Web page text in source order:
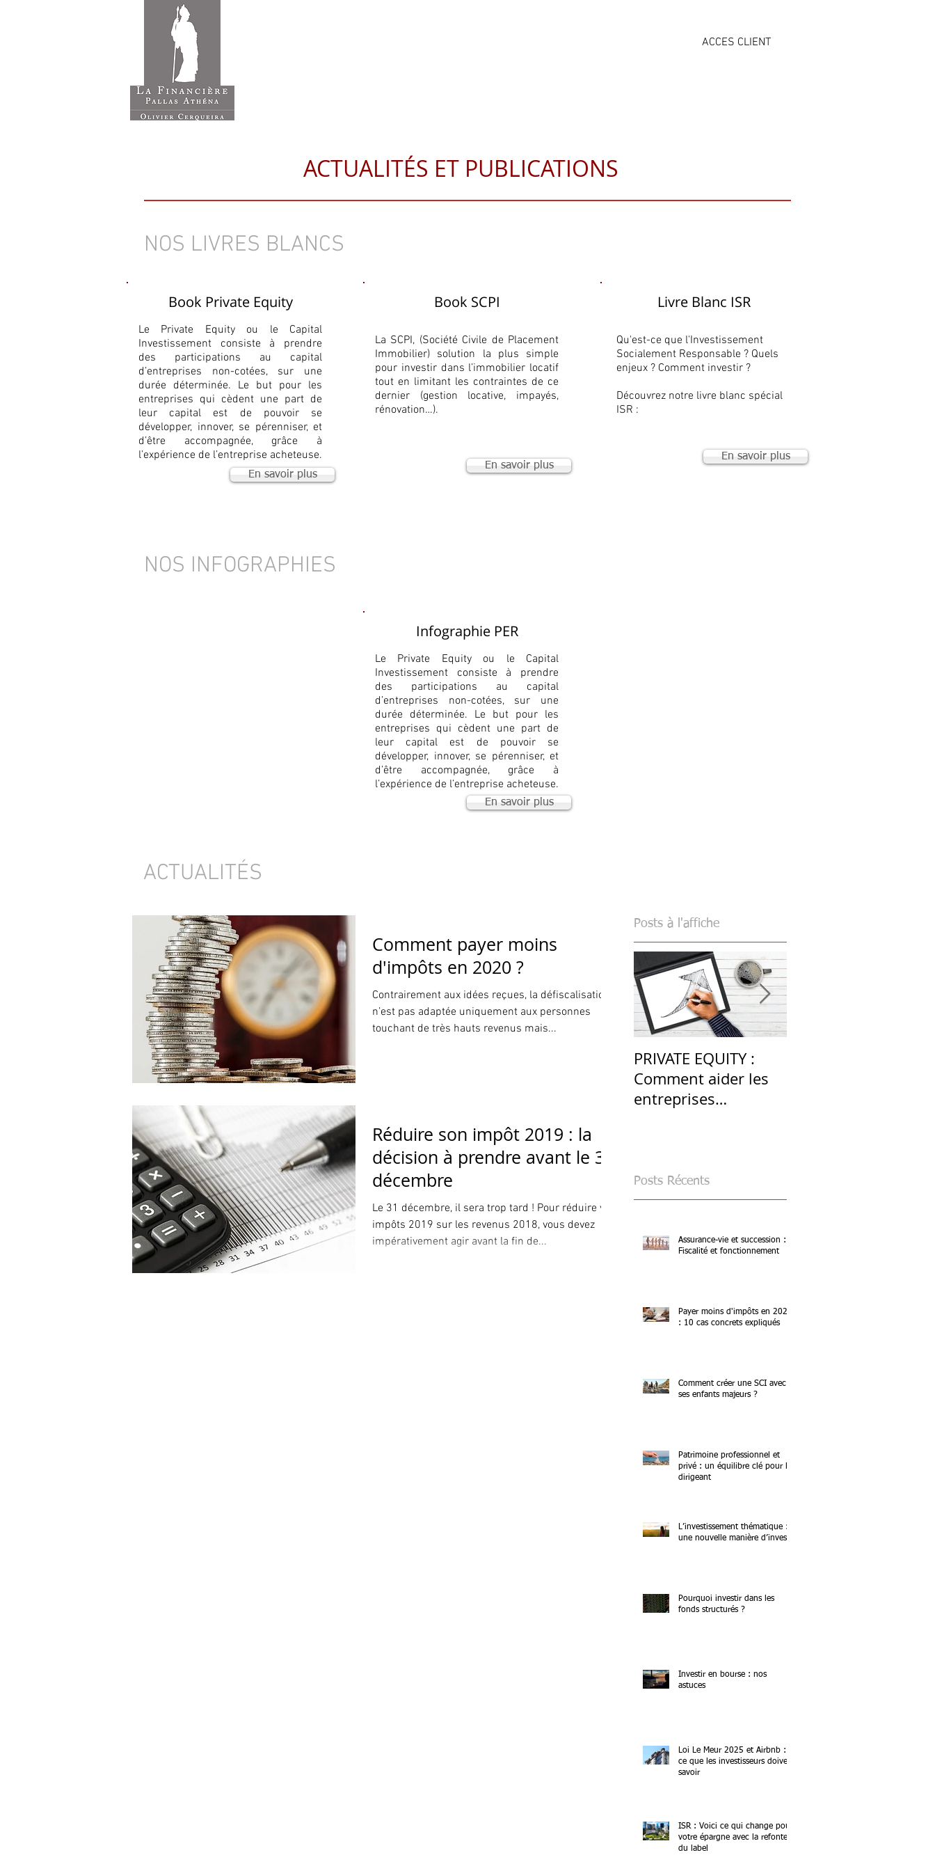
ACCES CLIENT
ACTUALITÉS ET PUBLICATIONS
NOS LIVRES BLANCS
Book Private Equity
Le Private Equity ou le Capital
Investissement consiste à prendre
des participations au capital
d’entreprises non-cotées, sur une
durée déterminée. Le but pour les
entreprises qui cèdent une part de
leur capital est de pouvoir se
développer, innover, se pérenniser, et
d’être accompagnée, grâce à
l’expérience de l’entreprise acheteuse.
En savoir plus
Book SCPI
La SCPI, (Société Civile de Placement
Immobilier) solution la plus simple
pour investir dans l’immobilier locatif
tout en limitant les contraintes de ce
dernier (gestion locative, impayés,
rénovation…).
En savoir plus
Livre Blanc ISR
Qu'est-ce que l'Investissement
Socialement Responsable ? Quels
enjeux ? Comment investir ?
Découvrez notre livre blanc spécial
ISR :
En savoir plus
NOS INFOGRAPHIES
Infographie PER
Le Private Equity ou le Capital
Investissement consiste à prendre
des participations au capital
d’entreprises non-cotées, sur une
durée déterminée. Le but pour les
entreprises qui cèdent une part de
leur capital est de pouvoir se
développer, innover, se pérenniser, et
d’être accompagnée, grâce à
l’expérience de l’entreprise acheteuse.
En savoir plus
ACTUALITÉS
Comment payer moins
d'impôts en 2020 ?
Contrairement aux idées reçues, la défiscalisation
n’est pas adaptée uniquement aux personnes
touchant de très hauts revenus mais...
Réduire son impôt 2019 : la
décision à prendre avant le 31
décembre
Le 31 décembre, il sera trop tard ! Pour réduire vos
impôts 2019 sur les revenus 2018, vous devez
impérativement agir avant la fin de...
Posts à l'affiche
PRIVATE EQUITY :
Comment aider les
entreprises
Posts Récents
Assurance-vie et succession :
Fiscalité et fonctionnement
Payer moins d'impôts en 2026
: 10 cas concrets expliqués
Comment créer une SCI avec
ses enfants majeurs ?
Patrimoine professionnel et
privé : un équilibre clé pour le
dirigeant
L’investissement thématique :
une nouvelle manière d’investir
Pourquoi investir dans les
fonds structurés ?
Investir en bourse : nos
astuces
Loi Le Meur 2025 et Airbnb :
ce que les investisseurs doivent
savoir
ISR : Voici ce qui change pour
votre épargne avec la refonte
du label